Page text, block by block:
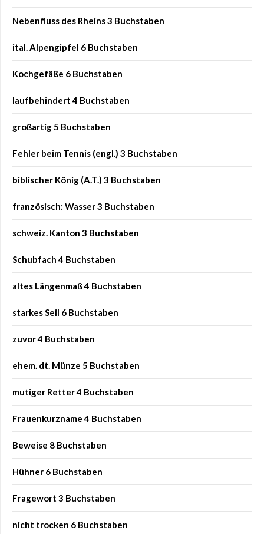
Nebenfluss des Rheins 3 Buchstaben
ital. Alpengipfel 6 Buchstaben
Kochgefäße 6 Buchstaben
laufbehindert 4 Buchstaben
großartig 5 Buchstaben
Fehler beim Tennis (engl.) 3 Buchstaben
biblischer König (A.T.) 3 Buchstaben
französisch: Wasser 3 Buchstaben
schweiz. Kanton 3 Buchstaben
Schubfach 4 Buchstaben
altes Längenmaß 4 Buchstaben
starkes Seil 6 Buchstaben
zuvor 4 Buchstaben
ehem. dt. Münze 5 Buchstaben
mutiger Retter 4 Buchstaben
Frauenkurzname 4 Buchstaben
Beweise 8 Buchstaben
Hühner 6 Buchstaben
Fragewort 3 Buchstaben
nicht trocken 6 Buchstaben